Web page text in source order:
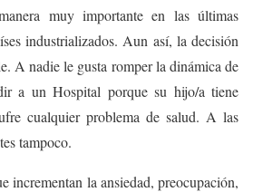
muy importante en las últimas
industrializados. Aun así, la decisión
A nadie le gusta romper la dinámica de
a un Hospital porque su hijo/a tiene
cualquier problema de salud. A las
tampoco.
incrementan la ansiedad, preocupación,